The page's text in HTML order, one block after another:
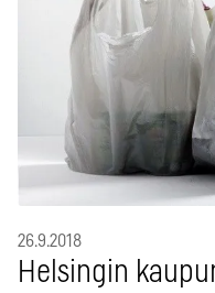
26.9.2018
Helsingin